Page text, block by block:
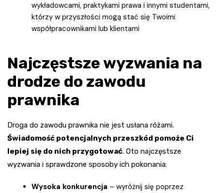
wykładowcami, praktykami prawa i innymi studentami,
którzy w przyszłości mogą stać się Twoimi
współpracownikami lub klientami
Najczęstsze wyzwania na
drodze do zawodu
prawnika
Droga do zawodu prawnika nie jest usłana różami.
Świadomość potencjalnych przeszkód pomoże Ci
lepiej się do nich przygotować. Oto najczęstsze
wyzwania i sprawdzone sposoby ich pokonania:
Wysoka konkurencja – wyróżnij się poprzez